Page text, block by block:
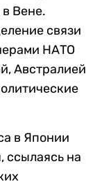
в Вене.
связи
НАТО
Австралией
в Японии
ссылаясь на